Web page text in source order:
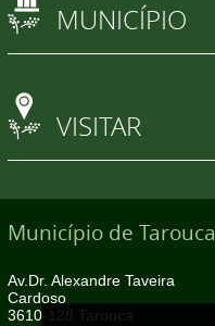
MUNICÍPIO
VISITAR
Município de Tarouca
Av.Dr. Alexandre Taveira
Cardoso
3610-128 Tarouca